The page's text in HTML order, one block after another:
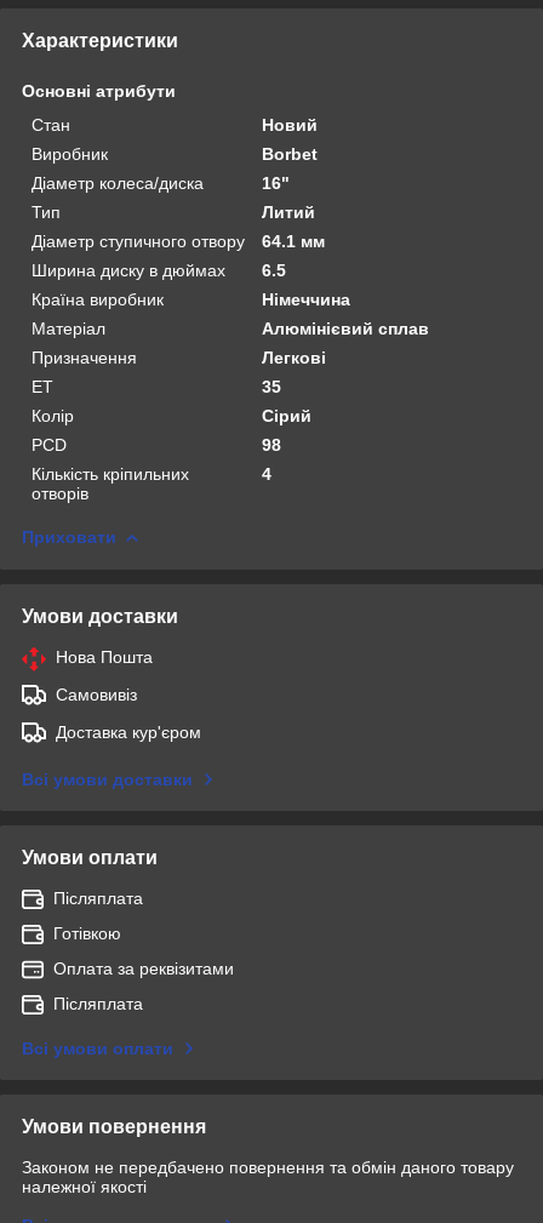
Характеристики
Основні атрибути
Стан
Новий
Виробник
Borbet
Діаметр колеса/диска
16"
Тип
Литий
Діаметр ступичного отвору
64.1 мм
Ширина диску в дюймах
6.5
Країна виробник
Німеччина
Матеріал
Алюмінієвий сплав
Призначення
Легкові
ET
35
Колір
Сірий
PCD
98
Кількість кріпильних
отворів
4
Приховати
Умови доставки
Нова Пошта
Самовивіз
Доставка кур'єром
Всі умови доставки
Умови оплати
Післяплата
Готівкою
Оплата за реквізитами
Післяплата
Всі умови оплати
Умови повернення
Законом не передбачено повернення та обмін даного товару
належної якості